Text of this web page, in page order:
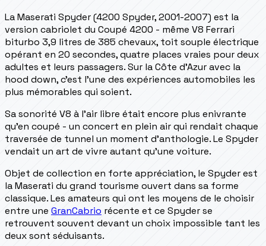
La Maserati Spyder (4200 Spyder, 2001-2007) est la
version cabriolet du Coupé 4200 - même V8 Ferrari
biturbo 3,9 litres de 385 chevaux, toit souple électrique
opérant en 20 secondes, quatre places vraies pour deux
adultes et leurs passagers. Sur la Côte d'Azur avec la
hood down, c'est l'une des expériences automobiles les
plus mémorables qui soient.
Sa sonorité V8 à l'air libre était encore plus enivrante
qu'en coupé - un concert en plein air qui rendait chaque
traversée de tunnel un moment d'anthologie. Le Spyder
vendait un art de vivre autant qu'une voiture.
Objet de collection en forte appréciation, le Spyder est
la Maserati du grand tourisme ouvert dans sa forme
classique. Les amateurs qui ont les moyens de le choisir
entre une GranCabrio récente et ce Spyder se
retrouvent souvent devant un choix impossible tant les
deux sont séduisants.